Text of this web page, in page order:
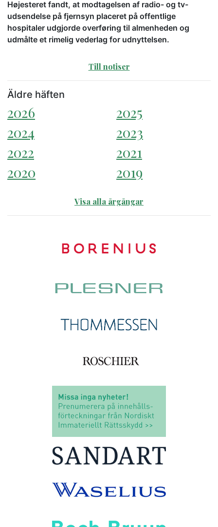
Højesteret fandt, at modtagelsen af radio- og tv-
udsendelse på fjernsyn placeret på offentlige
hospitaler udgjorde overføring til almenheden og
udmålte et rimelig vederlag for udnyttelsen.
Till notiser
Äldre häften
2026
2025
2024
2023
2022
2021
2020
2019
Visa alla årgångar